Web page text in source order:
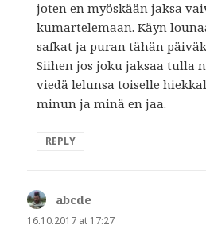
joten en myöskään jaksa
kumartelemaan. Käyn
safkat ja puran tähän
Siihen jos joku jaksaa tulla
viedä lelunsa toiselle
minun ja minä en jaa.
REPLY
abcde
16.10.2017 at 17:27